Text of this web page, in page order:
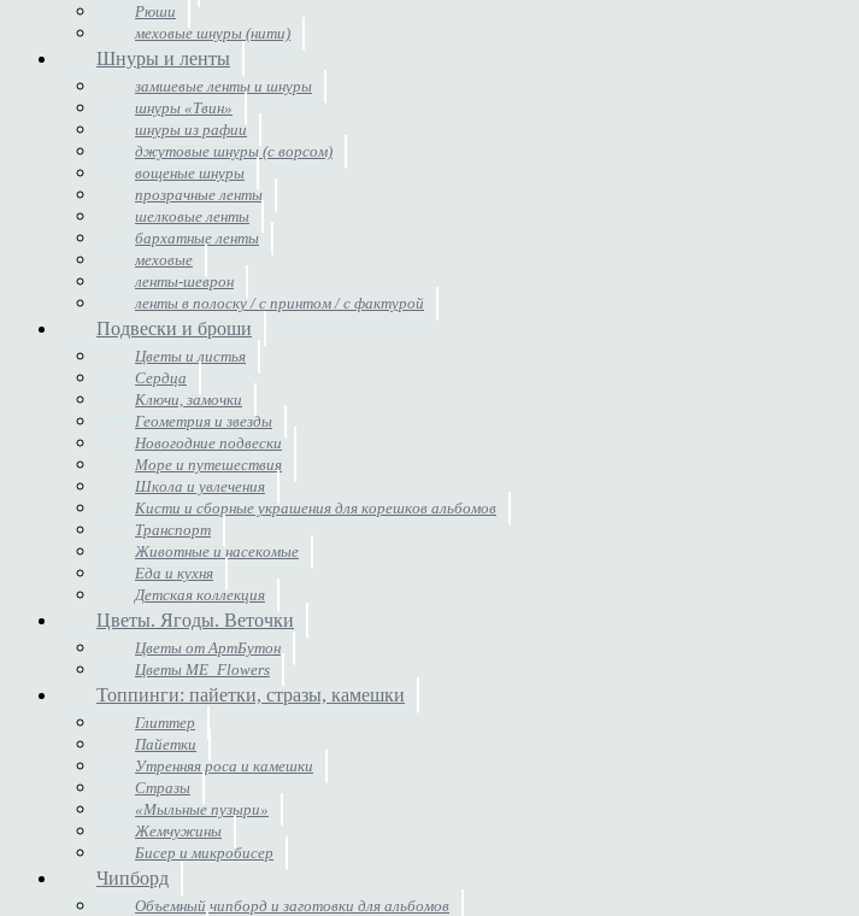
Рюши
меховые шнуры (нити)
Шнуры и ленты
замшевые ленты и шнуры
шнуры «Твин»
шнуры из рафии
джутовые шнуры (с ворсом)
вощеные шнуры
прозрачные ленты
шелковые ленты
бархатные ленты
меховые
ленты-шеврон
ленты в полоску / с принтом / с фактурой
Подвески и броши
Цветы и листья
Сердца
Ключи, замочки
Геометрия и звезды
Новогодние подвески
Море и путешествия
Школа и увлечения
Кисти и сборные украшения для корешков альбомов
Транспорт
Животные и насекомые
Еда и кухня
Детская коллекция
Цветы. Ягоды. Веточки
Цветы от АртБутон
Цветы ME_Flowers
Топпинги: пайетки, стразы, камешки
Глиттер
Пайетки
Утренняя роса и камешки
Стразы
«Мыльные пузыри»
Жемчужины
Бисер и микробисер
Чипборд
Объемный чипборд и заготовки для альбомов